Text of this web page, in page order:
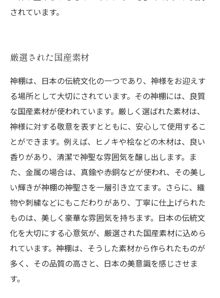
されています。
厳選された国産素材
神棚は、日本の伝統文化の一つであり、神様をお迎えす
る場所として大切にされています。その神棚には、良質
な国産素材が使われています。厳しく選ばれた素材は、
神様に対する敬意を表すとともに、安心して使用するこ
とができます。例えば、ヒノキや桧などの木材は、良い
香りがあり、清潔で神聖な雰囲気を醸し出します。ま
た、金属の場合は、真鍮や赤銅などが使われ、その美し
い輝きが神棚の神聖さを一層引き立てます。さらに、織
物や刺繍などにもこだわりがあり、丁寧に仕上げられた
ものは、美しく豪華な雰囲気を持ちます。日本の伝統文
化を大切にする心意気が、厳選された国産素材に込めら
れています。神棚は、そうした素材から作られたものが
多く、その品質の高さと、日本の美意識を感じさせま
す。